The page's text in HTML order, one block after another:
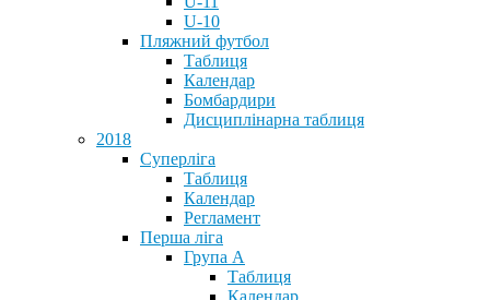
U-10
Пляжний футбол
Таблиця
Календар
Бомбардири
Дисциплінарна таблиця
2018
Суперліга
Таблиця
Календар
Регламент
Перша ліга
Група А
Таблиця
Календар